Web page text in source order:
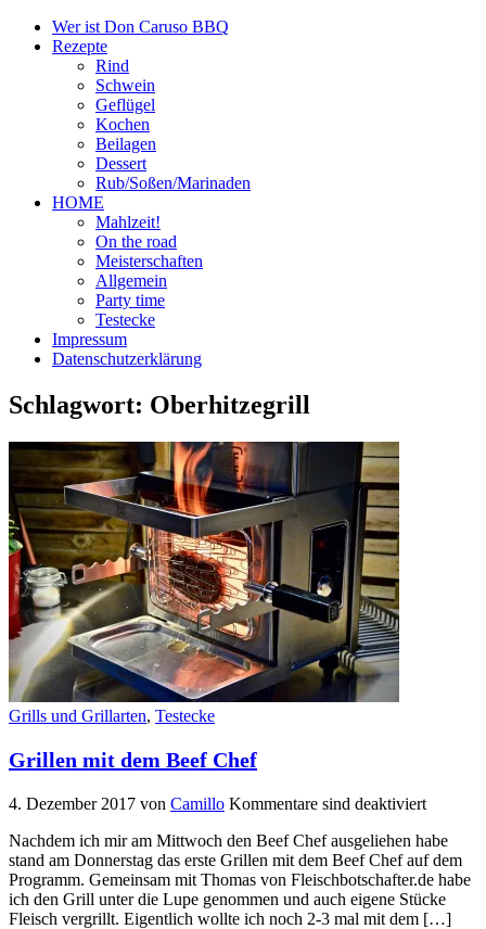
Wer ist Don Caruso BBQ
Rezepte
Rind
Schwein
Geflügel
Kochen
Beilagen
Dessert
Rub/Soßen/Marinaden
HOME
Mahlzeit!
On the road
Meisterschaften
Allgemein
Party time
Testecke
Impressum
Datenschutzerklärung
Schlagwort: Oberhitzegrill
Grills und Grillarten, Testecke
Grillen mit dem Beef Chef
4. Dezember 2017 von Camillo Kommentare sind deaktiviert
Nachdem ich mir am Mittwoch den Beef Chef ausgeliehen habe
stand am Donnerstag das erste Grillen mit dem Beef Chef auf dem
Programm. Gemeinsam mit Thomas von Fleischbotschafter.de habe
ich den Grill unter die Lupe genommen und auch eigene Stücke
Fleisch vergrillt. Eigentlich wollte ich noch 2-3 mal mit dem […]